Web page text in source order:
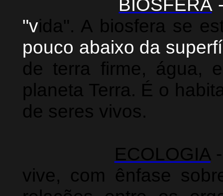
BIOSFERA
"vida". A biosfera se
pouco abaixo da
de terra firme, água,
planeta Terra. É o
de seres vivos.
ECOLOGIA-
vive, com ênfase